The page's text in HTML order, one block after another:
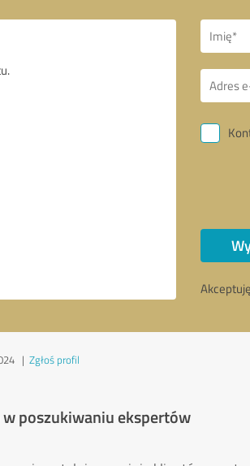
| Zgłoś profil
poszukiwaniu ekspertów